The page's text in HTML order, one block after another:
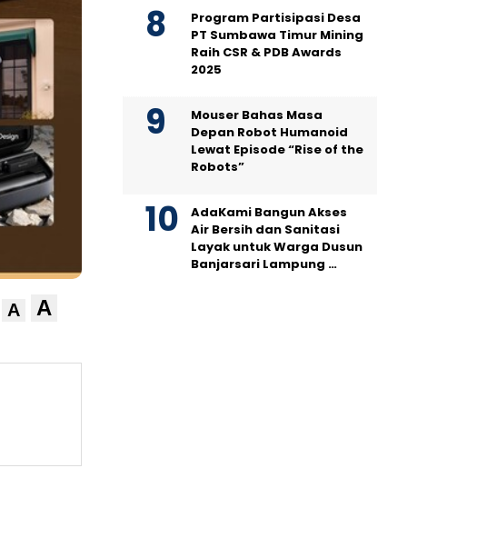
A A
Program Partisipasi Desa
PT Sumbawa Timur Mining
Raih CSR & PDB Awards
2025
Mouser Bahas Masa
Depan Robot Humanoid
Lewat Episode “Rise of the
Robots”
AdaKami Bangun Akses
Air Bersih dan Sanitasi
Layak untuk Warga Dusun
Banjarsari Lampung …